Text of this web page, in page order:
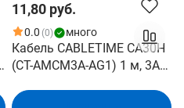
11,80 руб.
0.0 (0) много
Кабель CABLETIME CA30H
(CT-AMCM3A-AG1) 1 м, 3A
нейлоновый, черный